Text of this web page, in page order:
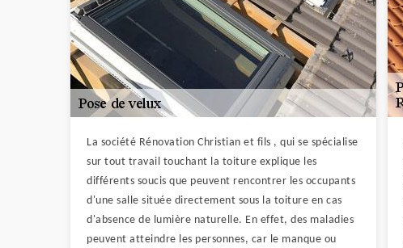
La société Rénovation Christian et fils , qui se spécialise
sur tout travail touchant la toiture explique les
différents soucis que peuvent rencontrer les occupants
d'une salle située directement sous la toiture en cas
d'absence de lumière naturelle. En effet, des maladies
peuvent atteindre les personnes, car le manque ou